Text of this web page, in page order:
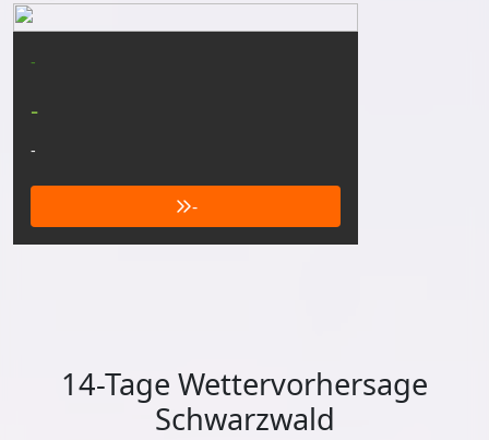
-
-
-
-
14-Tage Wettervorhersage
Schwarzwald